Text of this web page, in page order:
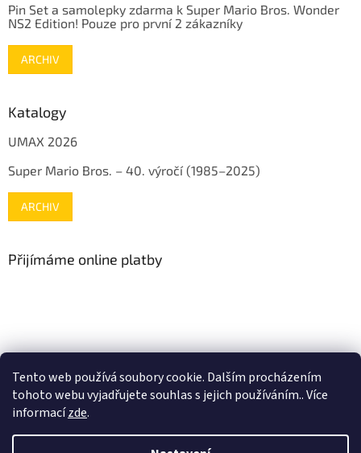
Tento web používá soubory cookie. Dalším procházením
tohoto webu vyjadřujete souhlas s jejich používáním.. Více
informacízde.
Pin Set a samolepky zdarma k Super Mario Bros. Wonder
NS2 Edition! Pouze pro první 2 zákazníky
ARCHIV
Katalogy
UMAX 2026
Super Mario Bros. – 40. výročí (1985–2025)
ARCHIV
Přijímáme online platby
www.fleg.cz